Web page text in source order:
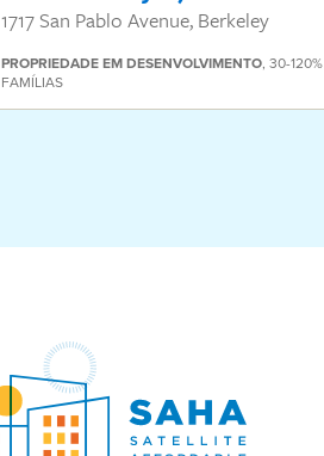
1717 San Pablo Avenue, Berkeley
PROPRIEDADEEM DESENVOLVIMENTO, 30-
FAMÍLIAS